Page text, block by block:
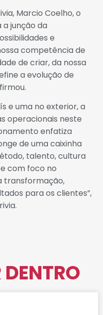
Marcio Coelho, o
junção da
e
competência de
de criar, da nossa
a evolução de
e uma no exterior, a
operacionais neste
enfatiza
de uma caixinha
talento, cultura
com foco no
transformação,
para os clientes”,
DENTRO